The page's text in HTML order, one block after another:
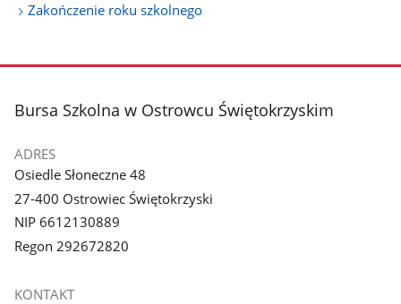
Zakończenie roku szkolnego
stopka
Bursa Szkolna w Ostrowcu Świętokrzyskim
ADRES
Osiedle Słoneczne 48
27-400 Ostrowiec Świętokrzyski
NIP 6612130889
Regon 292672820
KONTAKT